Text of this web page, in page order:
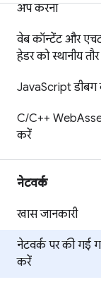
अप करना
वेब कॉन्टेंट और
हेडर को स्थानीय
JavaScript
C/C++ Web
करें
नेटवर्क
खास जानकारी
नेटवर्क पर की गई
करें